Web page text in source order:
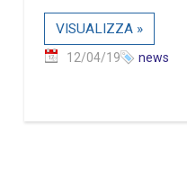
VISUALIZZA »
12/04/19 news